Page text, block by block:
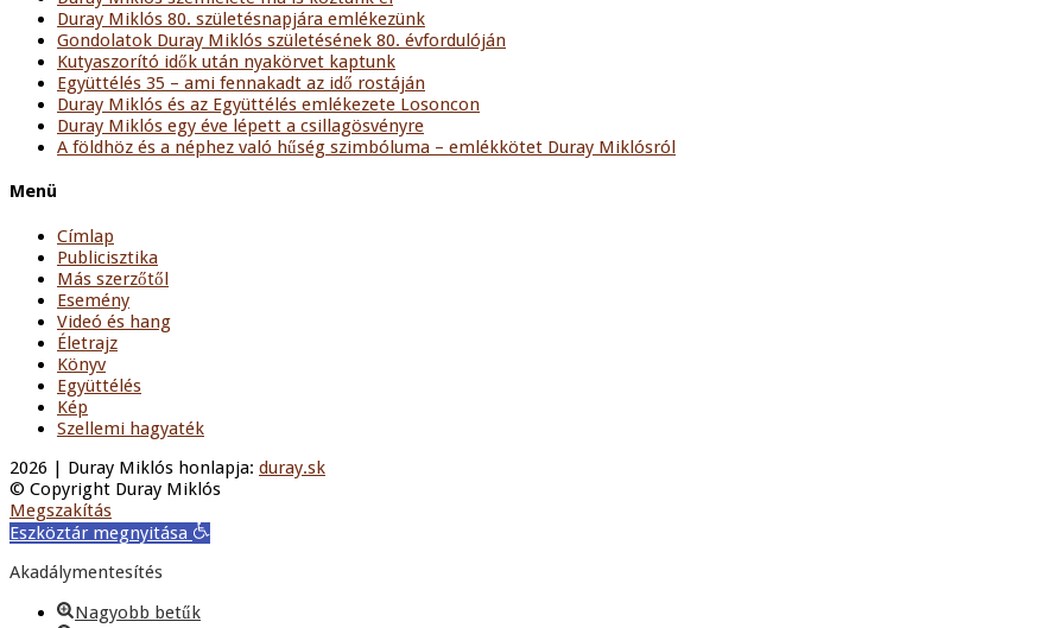
Duray Miklós 80. születésnapjára emlékezünk
Gondolatok Duray Miklós születésének 80. évfordulóján
Kutyaszorító idők után nyakörvet kaptunk
Együttélés 35 – ami fennakadt az idő rostáján
Duray Miklós és az Együttélés emlékezete Losoncon
Duray Miklós egy éve lépett a csillagösvényre
A földhöz és a néphez való hűség szimbóluma – emlékkötet Duray Miklósról
Menü
Címlap
Publicisztika
Más szerzőtől
Esemény
Videó és hang
Életrajz
Könyv
Együttélés
Kép
Szellemi hagyaték
2026 | Duray Miklós honlapja: duray.sk
© Copyright Duray Miklós
Megszakítás
Eszköztár megnyitása
Akadálymentesítés
Nagyobb betűk